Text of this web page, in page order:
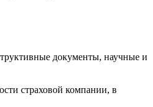
документы, научные и
страховой компании, в